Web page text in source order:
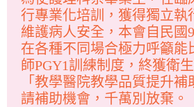
行專業化培訓，獲得獨立執
維護病人安全，本會自民國
在各種不同場合極力呼籲能
師PGY1訓練制度，終獲衛
「教學醫院教學品質提升
請補助機會，千萬別放棄。